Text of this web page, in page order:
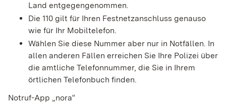
Land entgegengenommen.
Die 110 gilt für Ihren Festnetzanschluss genauso
wie für Ihr Mobiltelefon.
Wählen Sie diese Nummer aber nur in Notfällen. In
allen anderen Fällen erreichen Sie Ihre Polizei über
die amtliche Telefonnummer, die Sie in Ihrem
örtlichen Telefonbuch finden.
Notruf-App „nora“